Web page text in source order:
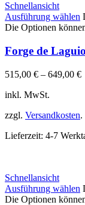
Schnellansicht
Ausführung wählen
Die Optionen
Forge de
515,00 € – 649,00 €
inkl. MwSt.
zzgl. Versandkosten.
Lieferzeit: 4-7
Schnellansicht
Ausführung wählen
Die Optionen